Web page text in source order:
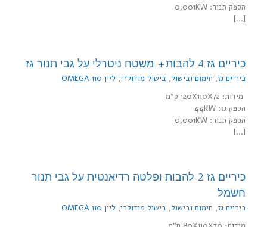
הספק תנור: 0,001KW
[…]
כיריים גז 4 להבות+ משטח ניטרלי על גבי תנור גז
כיריים גז, חימום ובישול, בישול מודולרי, ליין 110 OMEGA
מידות: 120X110X72 ס"מ
הספק גז: 44KW
הספק תנור: 0,001KW
[…]
כיריים גז 2 להבות ופלטה רדיאנטית על גבי תנור
חשמל
כיריים גז, חימום ובישול, בישול מודולרי, ליין 110 OMEGA